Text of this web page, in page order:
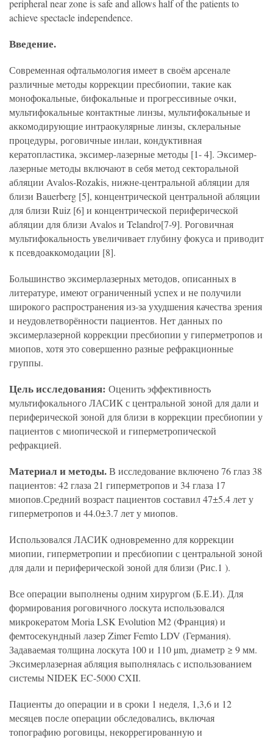
peripheral near zone is safe and allows half of the patients to
achieve spectacle independence.
Введение.
Современная офтальмология имеет в своём арсенале
различные методы коррекции пресбиопии, такие как
монофокальные, бифокальные и прогрессивные очки,
мультифокальные контактные линзы, мультифокальные и
аккомодирующие интраокулярные линзы, склеральные
процедуры, роговичные инлаи, кондуктивная
кератопластика, эксимер-лазерные методы [1- 4]. Эксимер-
лазерные методы включают в себя метод секторальной
абляции Avalos-Rozakis, нижне-центральной абляции для
близи Bauerberg [5], концентрической центральной абляции
для близи Ruiz [6] и концентрической периферической
абляции для близи Avalos и Telandro[7-9]. Роговичная
мультифокальность увеличивает глубину фокуса и приводит
к псевдоаккомодации [8].
Большинство эксимерлазерных методов, описанных в
литературе, имеют ограниченный успех и не получили
широкого распространения из-за ухудшения качества зрения
и неудовлетворённости пациентов. Нет данных по
эксимерлазерной коррекции пресбиопии у гиперметропов и
миопов, хотя это совершенно разные рефракционные
группы.
Цель исследования: Оценить эффективность
мультифокального ЛАСИК с центральной зоной для дали и
периферической зоной для близи в коррекции пресбиопии у
пациентов с миопической и гиперметропической
рефракцией.
Материал и методы.В исследование включено 76 глаз 38
пациентов: 42 глаза 21 гиперметропов и 34 глаза 17
миопов.Средний возраст пациентов составил 47±5.4 лет у
гиперметропов и 44.0±3.7 лет у миопов.
Использовался ЛАСИК одновременно для коррекции
миопии, гиперметропии и пресбиопии с центральной зоной
для дали и периферической зоной для близи (Рис.1 ).
Все операции выполнены одним хирургом (Б.Е.И). Для
формирования роговичного лоскута использовался
микрокератом Moria LSK Evolution M2 (Франция) и
фемтосекундный лазер Zimer Femto LDV (Германия).
Задаваемая толщина лоскута 100 и 110 µm, диаметр ≥ 9 мм.
Эксимерлазерная абляция выполнялась с использованием
системы NIDEK EC-5000 CXII.
Пациенты до операции и в сроки 1 неделя, 1,3,6 и 12
месяцев после операции обследовались, включая
топографию роговицы, некоррегированную и